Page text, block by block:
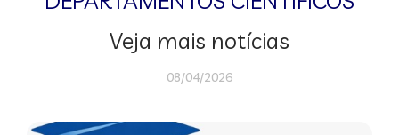
Veja mais notícias
08/04/2026